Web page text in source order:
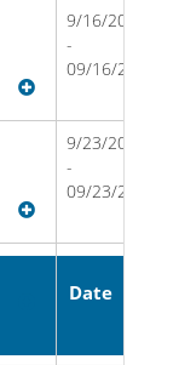
Date
9/16/2026
-
09/16/2026
9/23/2026
-
09/23/2026
-